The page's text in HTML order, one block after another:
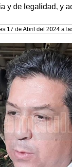
y de legalidad, y
17 de Abril del 2024 a